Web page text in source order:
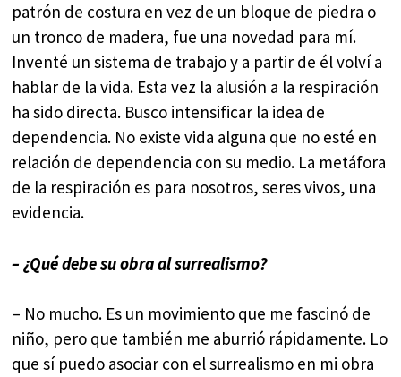
patrón de costura en vez de un bloque de piedra o
un tronco de madera, fue una novedad para mí.
Inventé un sistema de trabajo y a partir de él volví a
hablar de la vida. Esta vez la alusión a la respiración
ha sido directa. Busco intensificar la idea de
dependencia. No existe vida alguna que no esté en
relación de dependencia con su medio. La metáfora
de la respiración es para nosotros, seres vivos, una
evidencia.
– ¿Qué debe su obra al surrealismo?
– No mucho. Es un movimiento que me fascinó de
niño, pero que también me aburrió rápidamente. Lo
que sí puedo asociar con el surrealismo en mi obra